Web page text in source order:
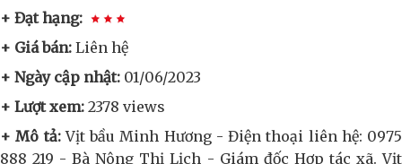
+ Đạt hạng:
+ Giá bán: Liên hệ
+ Ngày cập nhật: 01/06/2023
+ Lượt xem: 2378 views
+ Mô tả:Vịt bầu Minh Hương - Điện thoại liên hệ: 0975
888 219 - Bà Nông Thị Lịch - Giám đốc Hợp tác xã. Vịt